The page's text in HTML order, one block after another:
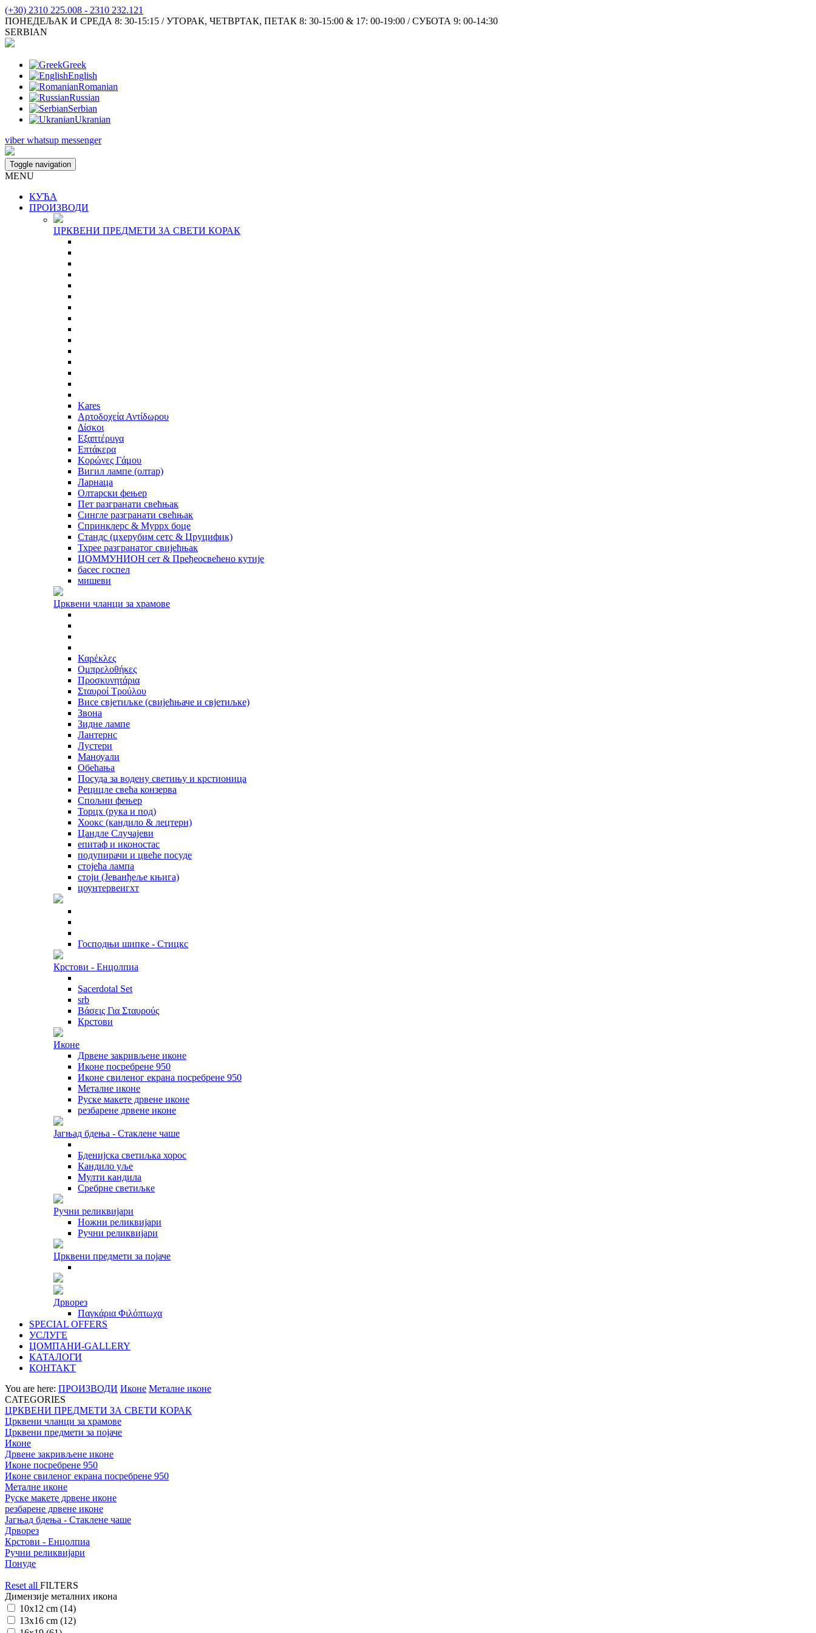
(+30) 2310 225.008 - 2310 232.121
ПОНЕДЕЉАК И СРЕДА 8: 30-15:15 / УТОРАК, ЧЕТВРТАК, ПЕТАК 8: 30-15:00 & 17: 00-19:00 / СУБОТА 9: 00-14:30
SERBIAN
Greek
English
Romanian
Russian
Serbian
Ukranian
viber whatsup messenger
Toggle navigation
MENU
КУЋА
ПРОИЗВОДИ
ЦРКВЕНИ ПРЕДМЕТИ ЗА СВЕТИ КОРАК
Kares
Αρτοδοχεία Αντίδωρου
Δίσκοι
Εξαπτέρυγα
Επτάκερα
Κορώνες Γάμου
Вигил лампе (олтар)
Ларнаца
Олтарски фењер
Пет разгранати свећњак
Сингле разгранати свећњак
Спринклерс & Муррх боце
Стандс (цхерубим сетс & Цруцифик)
Тхрее разгранатог свијећњак
ЦОММУНИОН сет & Пређеосвећено кутије
басес госпел
мишеви
Црквени чланци за храмове
Καρέκλες
Ομπρελοθήκες
Προσκυνητάρια
Σταυροί Τρούλου
Висе свјетиљке (свијећњаче и свјетиљке)
Звона
Зидне лампе
Лантернс
Лустери
Маноуали
Обећања
Посуда за водену светињу и крстионица
Рецицле свећа конзерва
Спољни фењер
Торцх (рука и под)
Хоокс (кандило & лецтерн)
Цандле Случајеви
епитаф и иконостас
подупирачи и цвеће посуде
стојећа лампа
стоји (Јеванђеље књига)
цоунтервеигхт
Господњи шипке - Стицкс
Крстови - Енцолпиа
Sacerdotal Set
srb
Βάσεις Για Σταυρούς
Крстови
Иконе
Дрвене закривљене иконе
Иконе посребрене 950
Иконе свиленог екрана посребрене 950
Металне иконе
Руске макете дрвене иконе
резбарене дрвене иконе
Јагњад бдења - Стаклене чаше
Бденијска светиљка хорос
Кандило уље
Мулти кандила
Сребрне светиљке
Ручни реликвијари
Ножни реликвијари
Ручни реликвијари
Црквени предмети за појаче
Дрворез
Παγκάρια Φιλόπτωχα
SPECIAL OFFERS
УСЛУГЕ
ЦОМПАНИ-GALLERY
КАТАЛОГИ
КОНТАКТ
You are here: ПРОИЗВОДИ Иконе Металне иконе
CATEGORIES
ЦРКВЕНИ ПРЕДМЕТИ ЗА СВЕТИ КОРАК
Црквени чланци за храмове
Црквени предмети за појаче
Иконе
Дрвене закривљене иконе
Иконе посребрене 950
Иконе свиленог екрана посребрене 950
Металне иконе
Руске макете дрвене иконе
резбарене дрвене иконе
Јагњад бдења - Стаклене чаше
Дрворез
Крстови - Енцолпиа
Ручни реликвијари
Понуде
Reset all FILTERS
Димензије металних икона
10x12 cm (14)
13x16 cm (12)